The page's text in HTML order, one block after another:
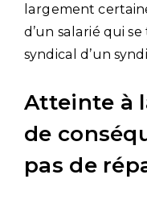
largement
d’un salarié qui
syndical d’un
Atteinte à
de
pas de